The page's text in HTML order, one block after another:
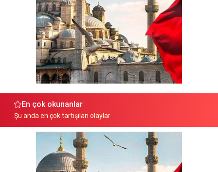
En çok okunanlar
Şu anda en çok tartışılan olaylar